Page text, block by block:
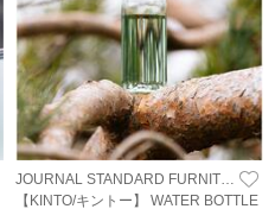
【KINTO/キントー】 WATER BOTTLE